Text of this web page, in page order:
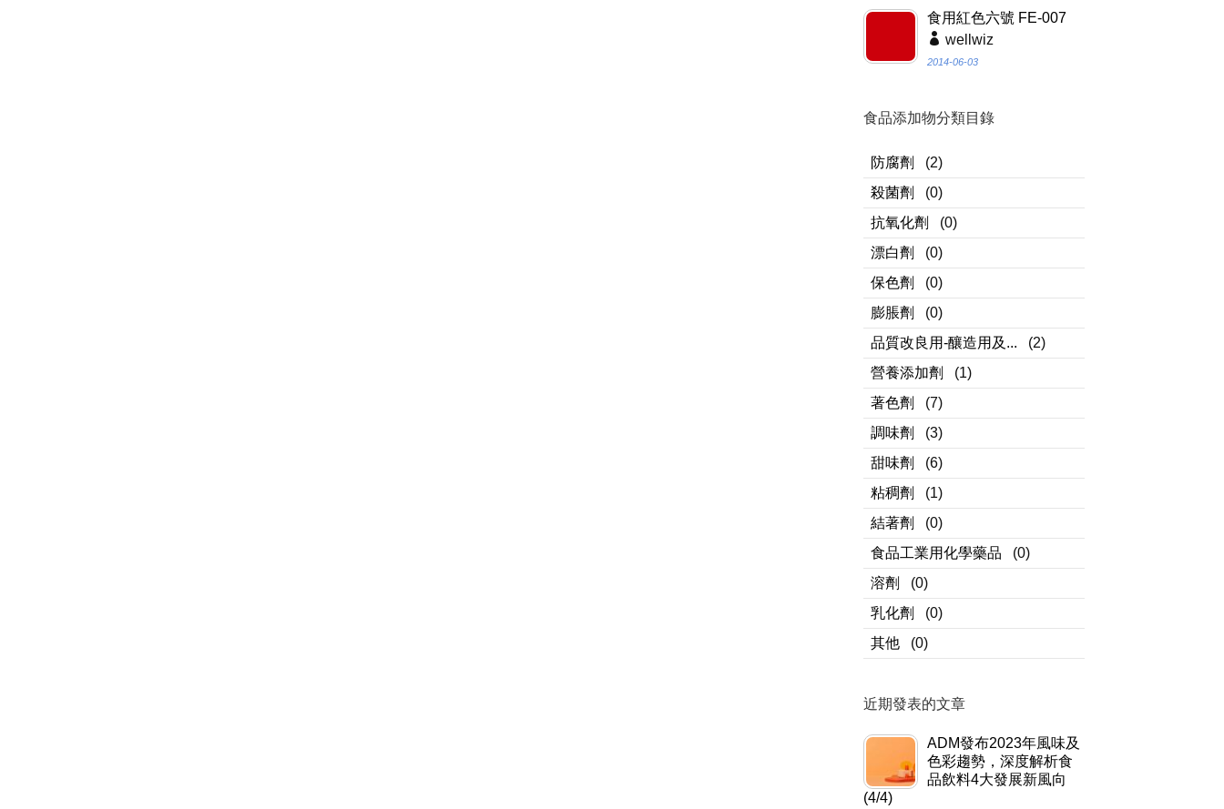
食用紅色六號 FE-007
wellwiz
2014-06-03
食品添加物分類目錄
防腐劑
(2)
殺菌劑
(0)
抗氧化劑
(0)
漂白劑
(0)
保色劑
(0)
膨脹劑
(0)
品質改良用-釀造用及...
(2)
營養添加劑
(1)
著色劑
(7)
調味劑
(3)
甜味劑
(6)
粘稠劑
(1)
結著劑
(0)
食品工業用化學藥品
(0)
溶劑
(0)
乳化劑
(0)
其他
(0)
近期發表的文章
ADM發布2023年風味及
色彩趨勢，深度解析食
品飲料4大發展新風向
(4/4)